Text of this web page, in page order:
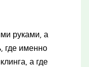
руками, а
где именно
а где